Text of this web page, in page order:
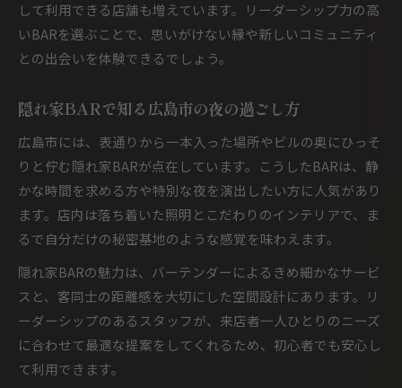
して利用できる店舗も増えています。リーダーシップ力の高
いBARを選ぶことで、思いがけない縁や新しいコミュニティ
との出会いを体験できるでしょう。
隠れ家BARで知る広島市の夜の過ごし方
広島市には、表通りから一本入った場所やビルの奥にひっそ
りと佇む隠れ家BARが点在しています。こうしたBARは、静
かな時間を求める方や特別な夜を演出したい方に人気があり
ます。店内は落ち着いた照明とこだわりのインテリアで、ま
るで自分だけの秘密基地のような感覚を味わえます。
隠れ家BARの魅力は、バーテンダーによるきめ細かなサービ
スと、客同士の距離感を大切にした空間設計にあります。リ
ーダーシップのあるスタッフが、来店者一人ひとりのニーズ
に合わせて最適な提案をしてくれるため、初心者でも安心し
て利用できます。